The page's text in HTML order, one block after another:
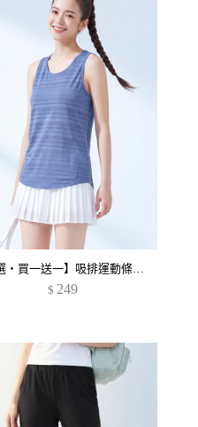
【任選‧買一送一】吸排運動條紋背心
$ 249